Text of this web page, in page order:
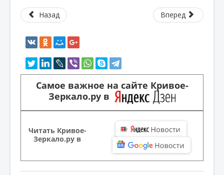
Назад Вперед
Самое важное на сайте Кривое-
Зеркало.ру в
Читать Кривое-
Зеркало.ру в